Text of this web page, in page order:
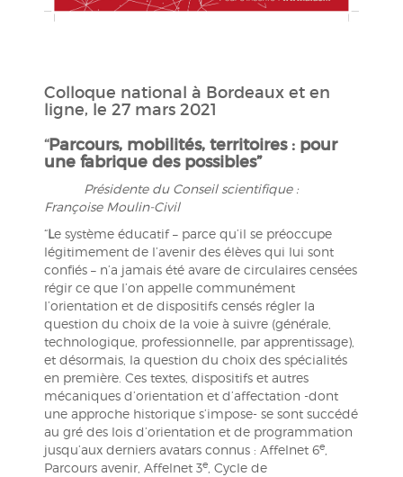
Colloque national à Bordeaux et en
ligne, le 27 mars 2021
“Parcours, mobilités, territoires : pour
une fabrique des possibles”
Présidente du Conseil scientifique :
Françoise Moulin-Civil
“Le système éducatif – parce qu’il se préoccupe
légitimement de l’avenir des élèves qui lui sont
confiés – n’a jamais été avare de circulaires censées
régir ce que l’on appelle communément
l’orientation et de dispositifs censés régler la
question du choix de la voie à suivre (générale,
technologique, professionnelle, par apprentissage),
et désormais, la question du choix des spécialités
en première. Ces textes, dispositifs et autres
mécaniques d’orientation et d’affectation -dont
une approche historique s’impose- se sont succédé
au gré des lois d’orientation et de programmation
jusqu’aux derniers avatars connus : Affelnet 6e,
Parcours avenir, Affelnet 3e, Cycle de